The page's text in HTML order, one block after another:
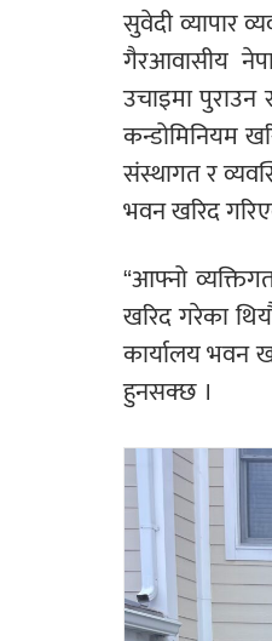
सुवेदी व्यापार
गैरआवासीय
उचाइमा
कन्डोमिनियम
संस्थागत र
भवन खरिद
“आफ्नो
खरिद गरेका
कार्यालय भवन
हुनसक्छ ।